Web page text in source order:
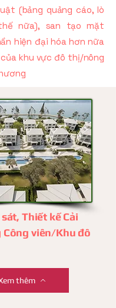
(bảng quảng cáo, lò
nữa), san tạo mặt
hiện đại hóa hơn nữa
khu vực đô thị/nông
Thiết kế Cải
viên/Khu đô
thêm